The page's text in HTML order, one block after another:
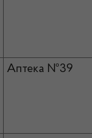
Аптека №39